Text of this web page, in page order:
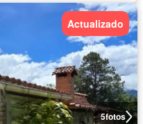
5fotos
Actualizado